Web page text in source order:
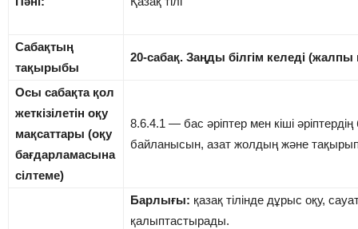
Сабақтың
тақырыбы
20-сабақ. Заңды білгім келеді
Осы сабақта қол
жеткізілетін оқу
мақсаттары (оқу
бағдарламасына
сілтеме)
8.6.4.1 — бас әріптер мен кіші әріптердің
байланысын, азат жолдың және
Барлығы: қазақ тілінде дұрыс оқу,
қалыптастырады.